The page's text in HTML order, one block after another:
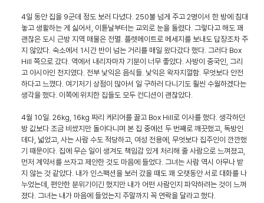
4일 동안 집을 9군데 정도 보러 다녔다. 250불 넘게 주고 2명이서 한 방에 침대
놓고 생활하는 게 싫어서, 이튿날부터는 교외로 눈을 돌렸다. 그렇다고 해도 꽤
괜찮은 도시 근방 지역 매물은 전멸. 플렛메이트로 메세지를 보내도 답장조차 주
지 않았다. 숙소에서 1시간 반이 넘는 거리를 매일 왔다갔다 했다. 그러다 Box
Hill 쪽으로 갔다. 역에서 내리자마자 기분이 너무 좋았다. 사방이 중국인, 그리
고 아시아인 천지였다. 전부 낯익은 음식들. 낯익은 왁자지껄함. 무엇보다 안전
하다고 느꼈다. 여기저기 상점이 많아서 일 구하러 다니기도 훨씬 수월하겠다는
생각을 했다. 이쪽에 위치한 집들도 모두 컨디션이 괜찮았다.
4월 10일. 26kg, 16kg 짜리 케리어를 끌고 Box Hill로 이사를 했다. 생각하던
방 값보다 조금 비쌌지만 돌아다니며 본 집 중에선 두 번째로 깨끗했고, 독방인
데다, 넓었고, 사는 사람 수도 적당하고, 여성 전용에, 무엇보다 집주인이 깐깐했
기 때문이다. 집에 무슨 일이 생겨도 책임감 있게 처리해 줄 사람으로 느껴졌고,
먼저 계약서를 쓰자고 제안한 것도 마음에 들었다. 그녀는 사람 역시 아무나 받
지 않는 것 같았다. 내가 인스팩션을 보러 갔을 때도 꽤 오랫동안 서로 대화를 나
누었는데, 편안한 분위기이긴 했지만 내가 어떤 사람인지 파악하려는 것이 느껴
졌다. 그녀는 내가 마음에 들었는지 주말까지 꼭 연락을 달라고 했다.